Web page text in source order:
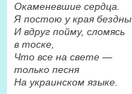
Окаменевшие сердца.
Я постою у края бездны
И вдруг пойму, сломясь
в тоске,
Что все на свете —
только песня
На украинском языке.